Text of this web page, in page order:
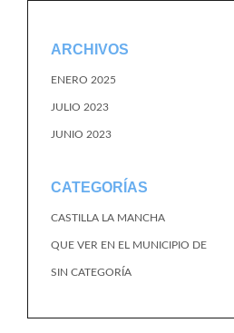
ARCHIVOS
ENERO 2025
JULIO 2023
JUNIO 2023
CATEGORÍAS
CASTILLA LA MANCHA
QUE VER EN EL MUNICIPIO DE
SIN CATEGORÍA